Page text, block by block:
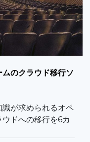
のクラウド移行ソ
が求められるオペ
ドへの移行を6カ